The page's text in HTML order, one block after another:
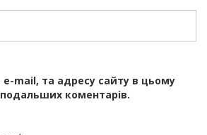
e-mail, та адресу сайту в цьому
подальших коментарів.